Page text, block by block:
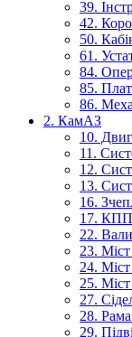
39.
42.
50.
61.
84.
85.
86.
2. КамАЗ
10.
11.
12.
13.
16.
17.
22.
23.
24.
25.
27.
28.
29.